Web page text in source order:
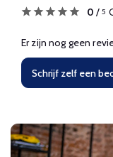
0 / 5
Er zijn nog geen
Schrijf zelf een